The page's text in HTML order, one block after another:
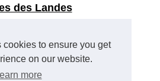
to ensure you get
on our website.
more
des Landes